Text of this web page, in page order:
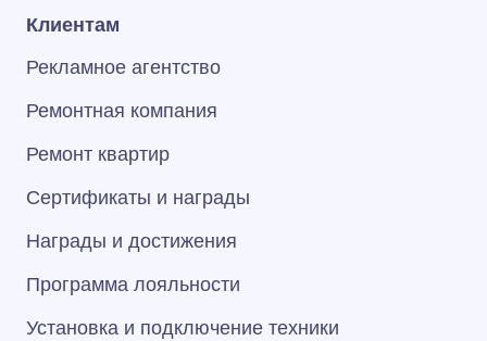
Клиентам
Рекламное агентство
Ремонтная компания
Ремонт квартир
Сертификаты и награды
Награды и достижения
Программа лояльности
Установка и подключение техники